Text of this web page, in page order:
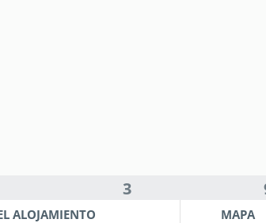
3
ALOJAMIENTO MAPA